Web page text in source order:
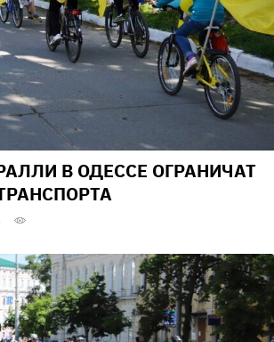
В ОДЕССЕ ОГРАНИЧАТ